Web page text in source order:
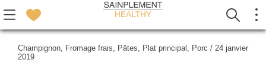
Champignon, Fromage frais, Pâtes, Plat principal , Porc / 24 janvier
2019